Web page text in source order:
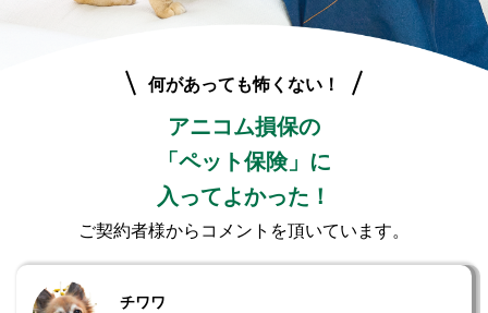
何があっても怖くない！
アニコム損保の
「ペット保険」に
入ってよかった！
ご契約者様からコメントを頂いています。
チワワ